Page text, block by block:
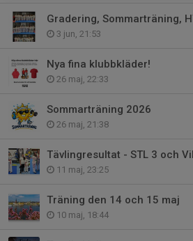
Gradering, Sommarträning,
3 jun, 21:53
Nya fina klubbkläder!
26 maj, 22:33
Sommarträning 2026
26 maj, 21:38
Tävlingresultat - STL 3 och
11 maj, 23:25
Träning den 14 och 15 maj
10 maj, 18:44